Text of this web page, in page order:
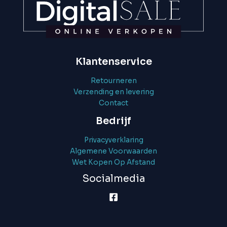
Klantenservice
Retourneren
Verzending en levering
Contact
Bedrijf
Privacyverklaring
Algemene Voorwaarden
Wet Kopen Op Afstand
Socialmedia